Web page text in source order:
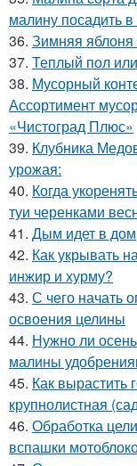
малину посадить
36. Зимняя яблоня
37. Теплый пол
38. Мусорный
Ассортимент
«Чистоград Плюс»
39. Клубника
урожая:
40. Когда
туи черенками
41. Дым идет в
42. Как укрывать
инжир и хурму?
43. С чего начать
освоения целины
44. Нужно ли
малины
45. Как вырастить
крупнолистная
46. Обработка
вспашки